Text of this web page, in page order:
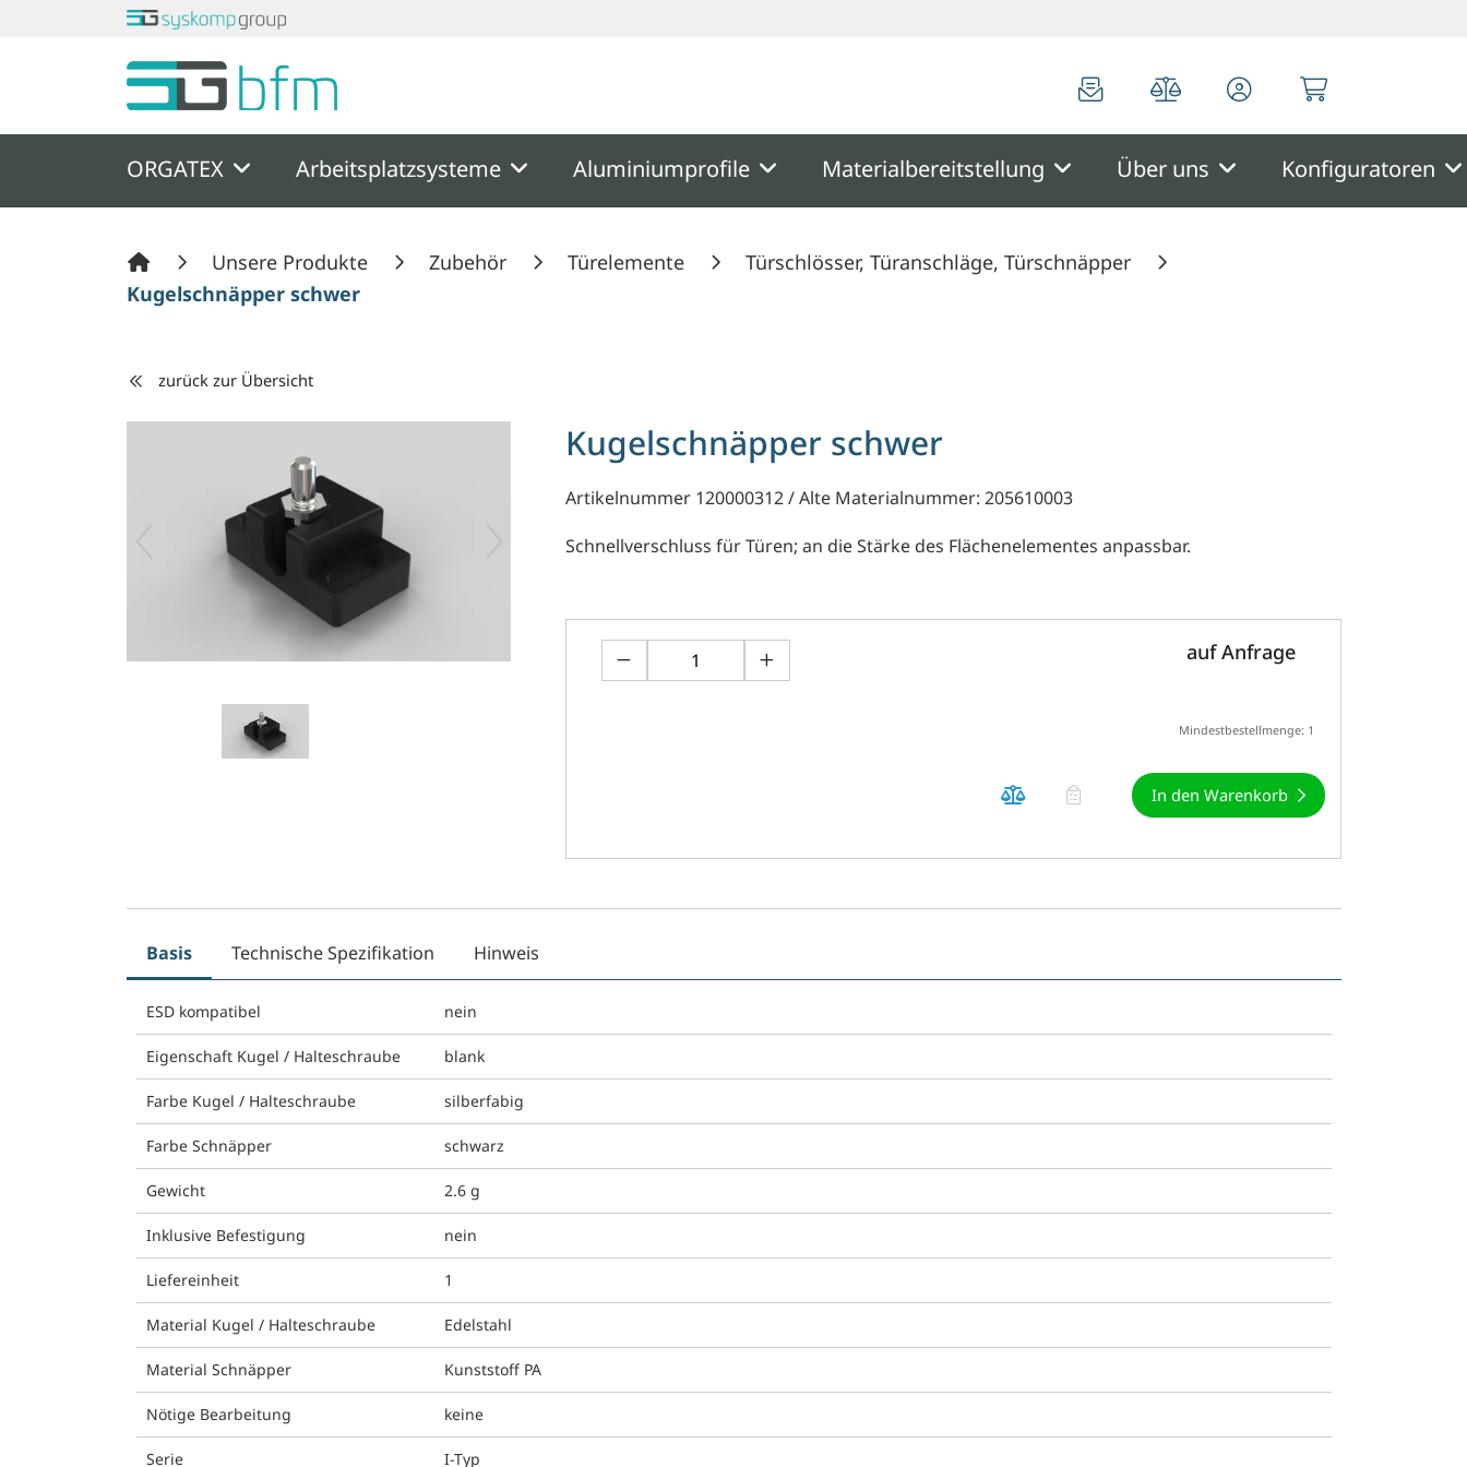
Springe zu Hauptinhalt Springe zum Header
ORGATEX Arbeitsplatzsysteme Aluminiumprofile Materialbereitstellung Über uns Konfiguratoren
Unsere Produkte Zubehör Türelemente
Türschlösser, Türanschläge, Türschnäpper
Kugelschnäpper schwer
zurück zur Übersicht
Kugelschnäpper schwer
Artikelnummer 120000312 / Alte Materialnummer: 205610003
Schnellverschluss für Türen; an die Stärke des Flächenelementes anpassbar.
auf Anfrage
Mindestbestellmenge: 1
In den Warenkorb
Basis Technische Spezifikation Hinweis
ESD kompatibel nein
Eigenschaft Kugel / Halteschraube blank
Farbe Kugel / Halteschraube silberfabig
Farbe Schnäpper schwarz
Gewicht 2.6 g
Inklusive Befestigung nein
Liefereinheit 1
Material Kugel / Halteschraube Edelstahl
Material Schnäpper Kunststoff PA
Nötige Bearbeitung keine
Serie I-Typ